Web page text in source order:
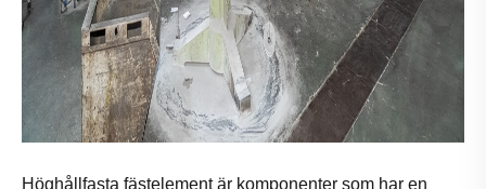
Höghållfasta fästelement är komponenter som har en